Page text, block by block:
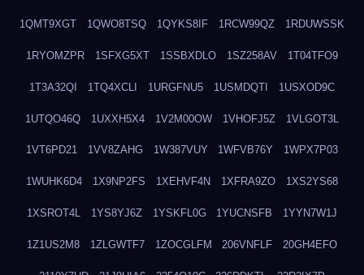
1QMT9XGT 1QWO8TSQ 1QYKS8IF 1RCW99QZ 1RDUWSSK
1RYOMZPR 1SFXG5XT 1SSBXDLO 1SZ258AV 1T04TFO9
1T3A32QI 1TQ4XCLI 1URGFNU5 1USMDQTI 1USXOD9C
1UTQO46Q 1UXXH5X4 1V2M00OW 1VHOFJ5Z 1VLGOT3L
1VT6PD21 1VV8ZAHG 1W387VUY 1WFVB76Y 1WPX7P03
1WUHK6D4 1X9NP2FS 1XEHVF4N 1XFRA9ZO 1XS2YS68
1XSROT4L 1YS8YJ6Z 1YSKFL0G 1YUCNSFB 1YYN7W1J
1Z1US2M8 1ZLGWTF7 1ZOCGLFM 206VNFLF 20GH4EFO